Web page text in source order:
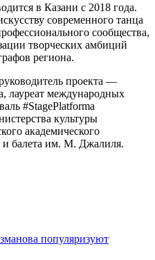
в Казани с 2018 года.
современного танца
сообщества,
творческих амбиций
региона.
проекта —
лауреат международных
#StagePlatforma
культуры
академического
и балета им. М. Джалиля.